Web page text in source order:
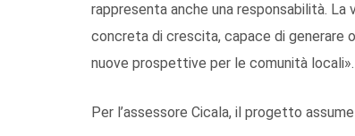
rappresenta anche una responsabilità.
concreta di crescita, capace di
nuove prospettive per le comunità locali».
Per l’assessore Cicala, il progetto